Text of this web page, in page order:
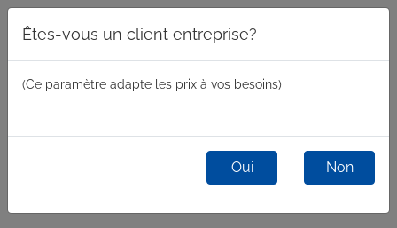
Êtes-vous un client entreprise?
(Ce paramètre adapte les prix à vos besoins)
Oui Non